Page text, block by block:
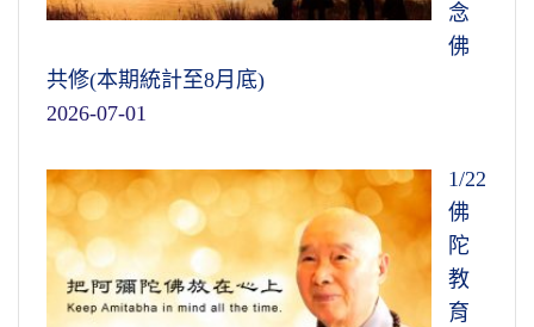
念
佛
共修(本期統計至8月底)
2026-07-01
1/22
佛
陀
教
育